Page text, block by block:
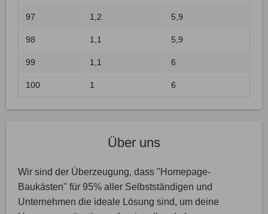
97 1,2 5,9
98 1,1 5,9
99 1,1 6
100 1 6
Über uns
Wir sind der Überzeugung, dass "Homepage-
Baukästen" für 95% aller Selbstständigen und
Unternehmen die ideale Lösung sind, um deine